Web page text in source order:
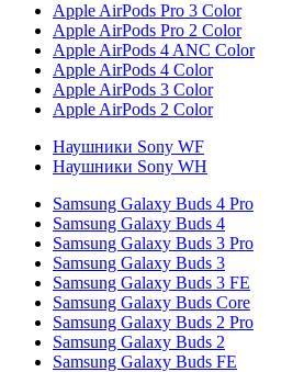
Apple AirPods Pro 3 Color
Apple AirPods Pro 2 Color
Apple AirPods 4 ANC Color
Apple AirPods 4 Color
Apple AirPods 3 Color
Apple AirPods 2 Color
Наушники Sony WF
Наушники Sony WH
Samsung Galaxy Buds 4 Pro
Samsung Galaxy Buds 4
Samsung Galaxy Buds 3 Pro
Samsung Galaxy Buds 3
Samsung Galaxy Buds 3 FE
Samsung Galaxy Buds Core
Samsung Galaxy Buds 2 Pro
Samsung Galaxy Buds 2
Samsung Galaxy Buds FE